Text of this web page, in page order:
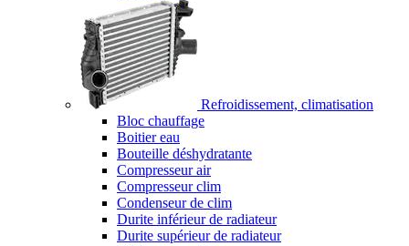
Refroidissement, climatisation
Bloc chauffage
Boitier eau
Bouteille déshydratante
Compresseur air
Compresseur clim
Condenseur de clim
Durite inférieur de radiateur
Durite supérieur de radiateur